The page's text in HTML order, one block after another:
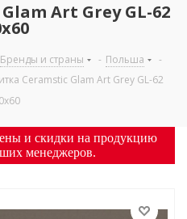
Art Grey GL-62
Бренды и страны - Польша
-
Ceramstic Glam Art Grey GL-62
и скидки на продукцию
менеджеров.